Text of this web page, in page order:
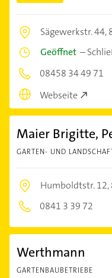
Sägewerkstr. 44,
Geöffnet –
08458 34 49 71
Webseite
Maier Brigitte,
GARTEN- UND
Humboldtstr. 12,
0841 3 39 72
Werthmann
GARTENBAUBETRIEBE